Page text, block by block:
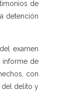
de
detención
examen
de
con
del delito y